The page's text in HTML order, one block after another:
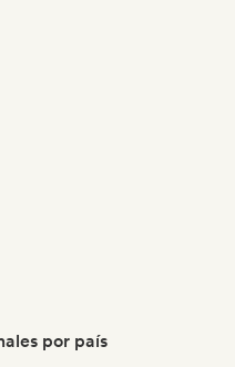
por país